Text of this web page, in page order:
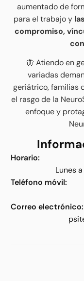
aumentado de
para el trabajo y
compromiso,
🦋 Atiendo en
variadas
geriátrico, familias
el rasgo de la
enfoque y
Horario:
Lunes
Teléfono móvil:
Correo electrónico: